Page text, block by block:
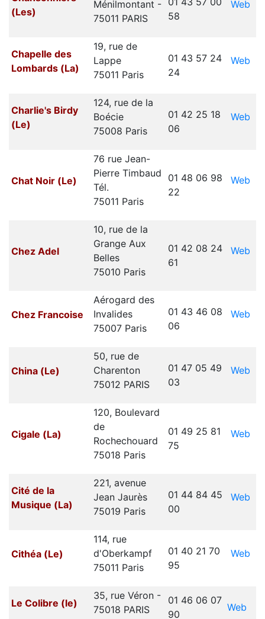
(Les)
Ménilmontant -
75011 PARIS
58
Web
Chapelle des
Lombards (La)
19, rue de
Lappe
75011 Paris
01 43 57 24
24
Web
Charlie's Birdy
(Le)
124, rue de la
Boécie
75008 Paris
01 42 25 18
06
Web
Chat Noir (Le)
76 rue Jean-
Pierre Timbaud
Tél.
75011 Paris
01 48 06 98
22
Web
Chez Adel
10, rue de la
Grange Aux
Belles
75010 Paris
01 42 08 24
61
Web
Chez Francoise
Aérogard des
Invalides
75007 Paris
01 43 46 08
06
Web
China (Le)
50, rue de
Charenton
75012 PARIS
01 47 05 49
03
Web
Cigale (La)
120, Boulevard
de
Rochechouard
75018 Paris
01 49 25 81
75
Web
Cité de la
Musique (La)
221, avenue
Jean Jaurès
75019 Paris
01 44 84 45
00
Web
Cithéa (Le)
114, rue
d'Oberkampf
75011 Paris
01 40 21 70
95
Web
Le Colibre (le)
35, rue Véron -
75018 PARIS
01 46 06 07
90
Web